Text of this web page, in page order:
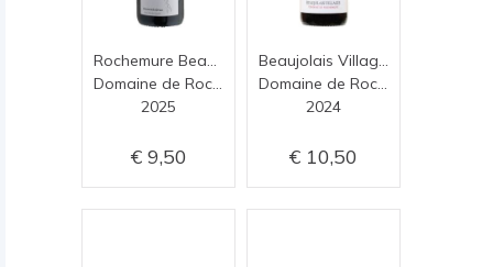
2025
9,50
2024
10,50